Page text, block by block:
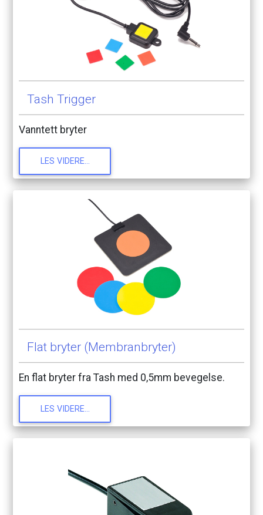
Tash Trigger
Vanntett bryter
LES VIDERE...
Flat bryter (Membranbryter)
En flat bryter fra Tash med 0,5mm bevegelse.
LES VIDERE...